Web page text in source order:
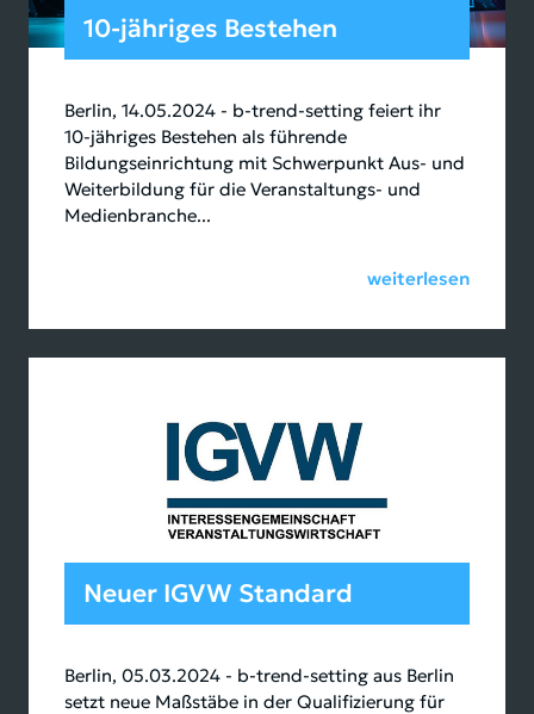
10-jähriges Bestehen
Berlin, 14.05.2024 - b-trend-setting feiert ihr
10-jähriges Bestehen als führende
Bildungseinrichtung mit Schwerpunkt Aus- und
Weiterbildung für die Veranstaltungs- und
Medienbranche...
weiterlesen
Neuer IGVW Standard
Berlin, 05.03.2024 - b-trend-setting aus Berlin
setzt neue Maßstäbe in der Qualifizierung für